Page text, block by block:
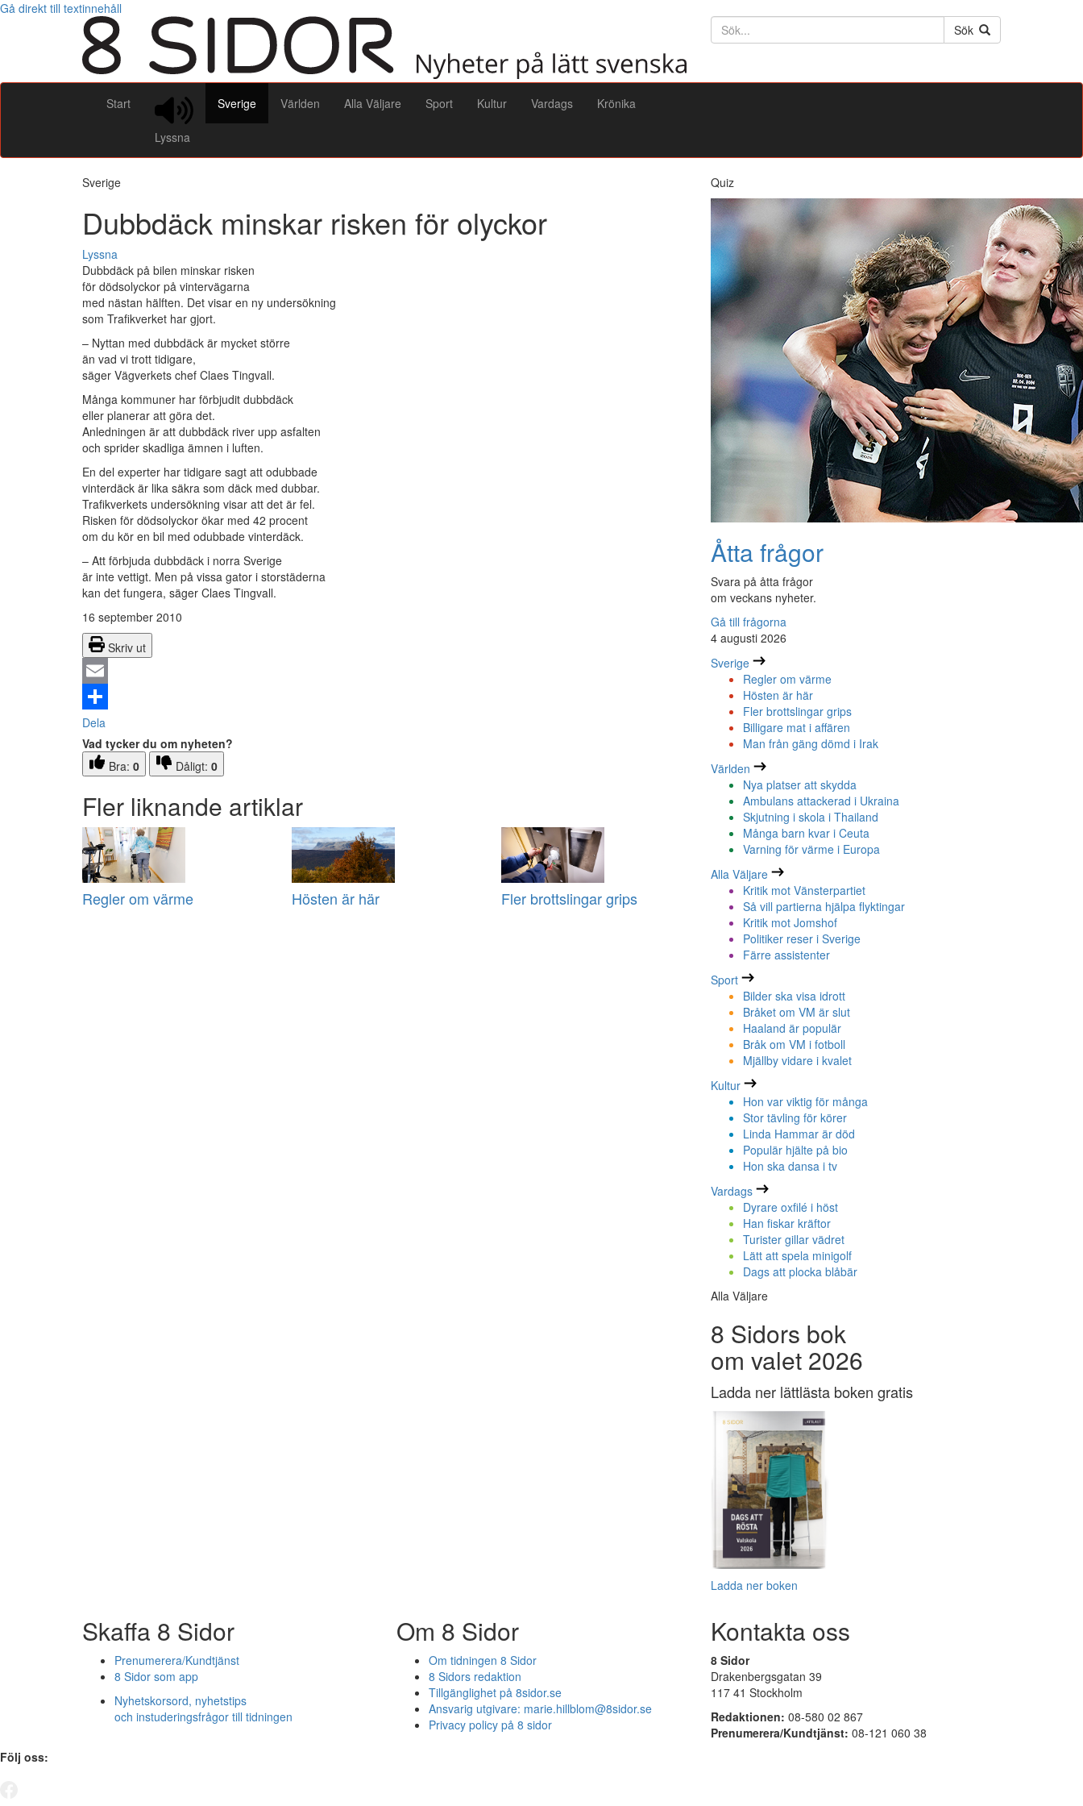
Gå direkt till textinnehåll
Söktext
Sök
Start
Lyssna
Sverige Världen Alla Väljare Sport Kultur Vardags Krönika
Sverige
Dubbdäck minskar risken för olyckor
Lyssna
Dubbdäck på bilen minskar risken
för dödsolyckor på vintervägarna
med nästan hälften. Det visar en ny undersökning
som Trafikverket har gjort.
– Nyttan med dubbdäck är mycket större
än vad vi trott tidigare,
säger Vägverkets chef Claes Tingvall.
Många kommuner har förbjudit dubbdäck
eller planerar att göra det.
Anledningen är att dubbdäck river upp asfalten
och sprider skadliga ämnen i luften.
En del experter har tidigare sagt att odubbade
vinterdäck är lika säkra som däck med dubbar.
Trafikverkets undersökning visar att det är fel.
Risken för dödsolyckor ökar med 42 procent
om du kör en bil med odubbade vinterdäck.
– Att förbjuda dubbdäck i norra Sverige
är inte vettigt. Men på vissa gator i storstäderna
kan det fungera, säger Claes Tingvall.
16 september 2010
Skriv ut
Email
Dela
Vad tycker du om nyheten?
Bra: 0 Dåligt: 0
Fler liknande artiklar
Regler om värme Hösten är här Fler brottslingar grips
Quiz
Åtta frågor
Svara på åtta frågor
om veckans nyheter.
Gå till frågorna
4 augusti 2026
Sverige
Regler om värme
Hösten är här
Fler brottslingar grips
Billigare mat i affären
Man från gäng dömd i Irak
Världen
Nya platser att skydda
Ambulans attackerad i Ukraina
Skjutning i skola i Thailand
Många barn kvar i Ceuta
Varning för värme i Europa
Alla Väljare
Kritik mot Vänsterpartiet
Så vill partierna hjälpa flyktingar
Kritik mot Jomshof
Politiker reser i Sverige
Färre assistenter
Sport
Bilder ska visa idrott
Bråket om VM är slut
Haaland är populär
Bråk om VM i fotboll
Mjällby vidare i kvalet
Kultur
Hon var viktig för många
Stor tävling för körer
Linda Hammar är död
Populär hjälte på bio
Hon ska dansa i tv
Vardags
Dyrare oxfilé i höst
Han fiskar kräftor
Turister gillar vädret
Lätt att spela minigolf
Dags att plocka blåbär
Alla Väljare
8 Sidors bok
om valet 2026
Ladda ner lättlästa boken gratis
Ladda ner boken
Skaffa 8 Sidor
Prenumerera/Kundtjänst
8 Sidor som app
Nyhetskorsord, nyhetstips
och instuderingsfrågor till tidningen
Om 8 Sidor
Om tidningen 8 Sidor
8 Sidors redaktion
Tillgänglighet på 8sidor.se
Ansvarig utgivare: marie.hillblom@8sidor.se
Privacy policy på 8 sidor
Kontakta oss
8 Sidor
Drakenbergsgatan 39
117 41 Stockholm
Redaktionen: 08-580 02 867
Prenumerera/Kundtjänst: 08-121 060 38
Följ oss: